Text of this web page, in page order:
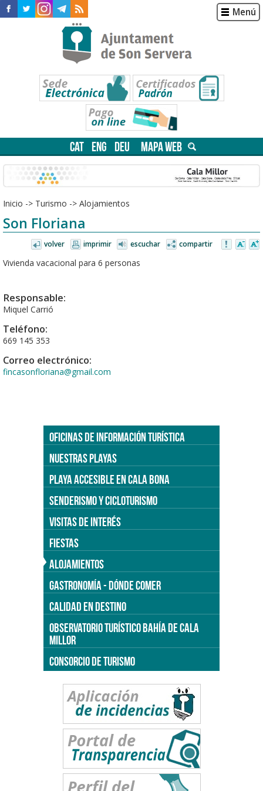
Menú
CAT ENG DEU MAPA WEB
Inicio -> Turismo -> Alojamientos
Son Floriana
volver imprimir escuchar compartir
Vivienda vacacional para 6 personas
Responsable:
Miquel Carrió
Teléfono:
669 145 353
Correo electrónico:
fincasonfloriana@gmail.com
OFICINAS DE INFORMACIÓN TURÍSTICA
NUESTRAS PLAYAS
PLAYA ACCESIBLE EN CALA BONA
SENDERISMO Y CICLOTURISMO
VISITAS DE INTERÉS
FIESTAS
ALOJAMIENTOS
GASTRONOMÍA - DÓNDE COMER
CALIDAD EN DESTINO
OBSERVATORIO TURÍSTICO BAHÍA DE CALA
MILLOR
CONSORCIO DE TURISMO